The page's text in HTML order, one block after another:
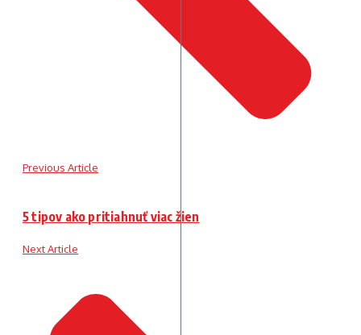
Previous Article
5 tipov ako pritiahnuť viac žien
Next Article